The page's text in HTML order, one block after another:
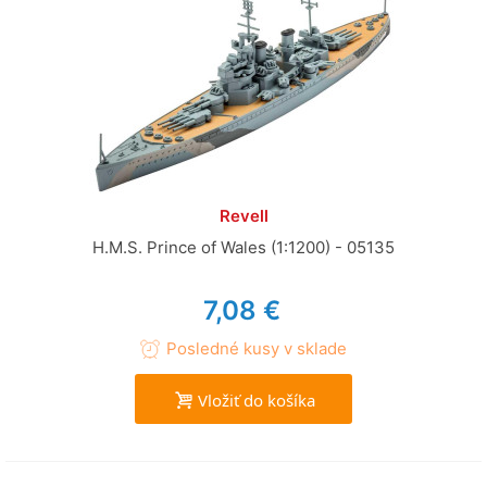
Revell
H.M.S. Prince of Wales (1:1200) - 05135
7,08 €
Posledné kusy v sklade
Vložiť do košíka